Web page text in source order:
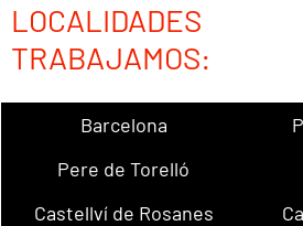
TRABAJAMOS:
Barcelona
Pere de Torelló
Castellví de Rosanes